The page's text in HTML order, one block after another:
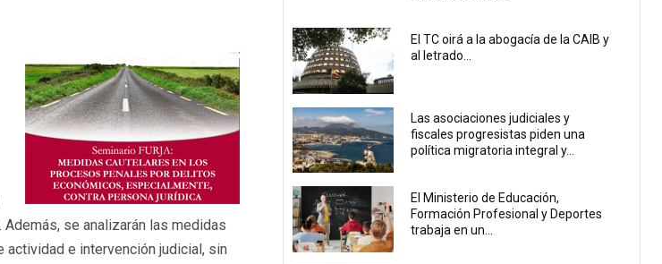
se analizarán las medidas
e intervención judicial, sin
El TC oirá a la abogacía de la CAIB y
al letrado...
Las asociaciones judiciales y
fiscales progresistas piden una
política migratoria integral y...
El Ministerio de Educación,
Formación Profesional y Deportes
trabaja en un...